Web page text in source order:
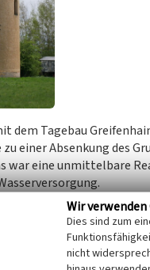
dem Tagebau
einer Absenkung des
war eine unmittelbare
ist durch seine
umgebenden
durch eine
die technischen
Wir verwenden
Dies sind zum
nicht